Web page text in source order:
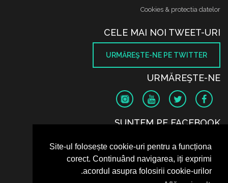
Site-ul folosește cookie-uri pentru a funcționa
corect. Continuând navigarea, iți exprimi
acordul asupra folosirii cookie-urilor.
Cookies & protectia datelor
CELE MAI NOI TWEET-URI
URMĂREŞTE-NE PE TWITTER
URMĂREŞTE-NE
SUNTEM PE FACEBOOK